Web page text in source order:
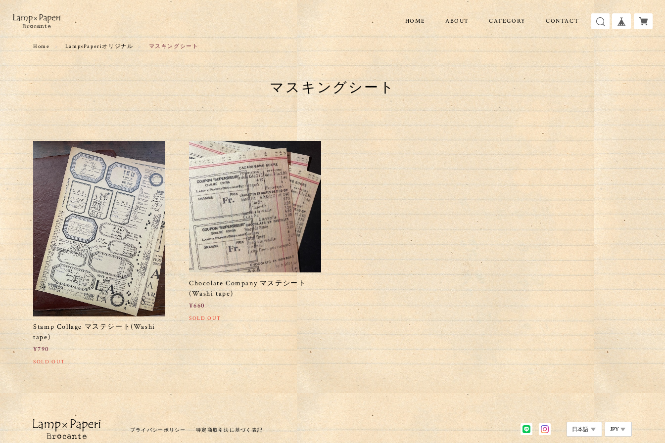
HOME ABOUT CATEGORY CONTACT
Home Lamp×Paperiオリジナル マスキングシート
マスキングシート
Stamp Collage マステシート(Washi
tape)
¥790
SOLD OUT
Chocolate Company マステシート
(Washi tape)
¥660
SOLD OUT
プライバシーポリシー 特定商取引法に基づく表記